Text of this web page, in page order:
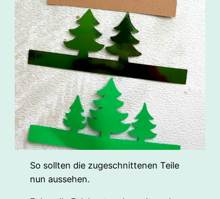
So sollten die zugeschnittenen Teile
nun aussehen.